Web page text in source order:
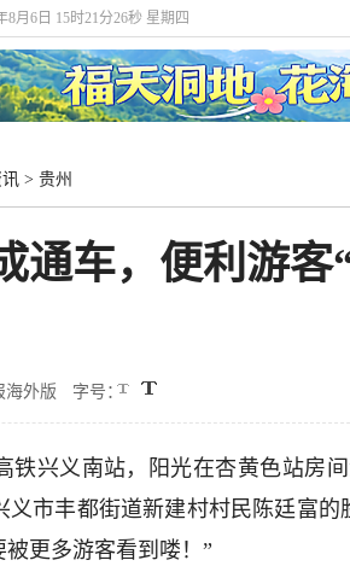
8月6日 15时21分27秒 星期四
> 贵州
通车，便利游
海外版 字号：
铁兴义南站，阳光在杏黄色站房
义市丰都街道新建村村民陈廷富的
更多游客看到喽！”